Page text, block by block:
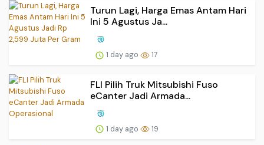
Turun Lagi, Harga Emas Antam Hari
Ini 5 Agustus Ja...
1 day ago 17
FLI Pilih Truk Mitsubishi Fuso
eCanter Jadi Armada...
1 day ago 19